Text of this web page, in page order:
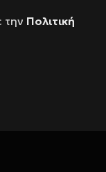
την Πολιτική